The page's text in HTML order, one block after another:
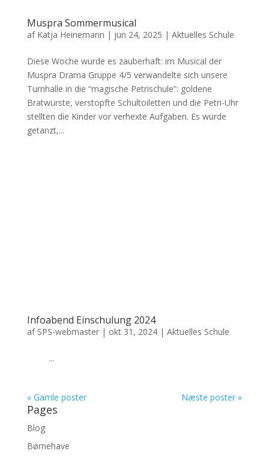
Muspra Sommermusical
af Katja Heinemann | jun 24, 2025 | Aktuelles Schule
Diese Woche wurde es zauberhaft: im Musical der
Muspra Drama Gruppe 4/5 verwandelte sich unsere
Turnhalle in die “magische Petrischule”: goldene
Bratwürste, verstopfte Schultoiletten und die Petri-Uhr
stellten die Kinder vor verhexte Aufgaben. Es wurde
getanzt,...
Infoabend Einschulung 2024
af SPS-webmaster| okt 31, 2024| Aktuelles Schule
...
« Gamle poster Næste poster »
Pages
Blog
Børnehave